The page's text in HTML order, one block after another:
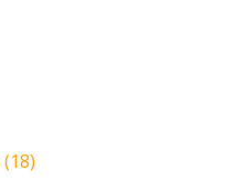
(18)